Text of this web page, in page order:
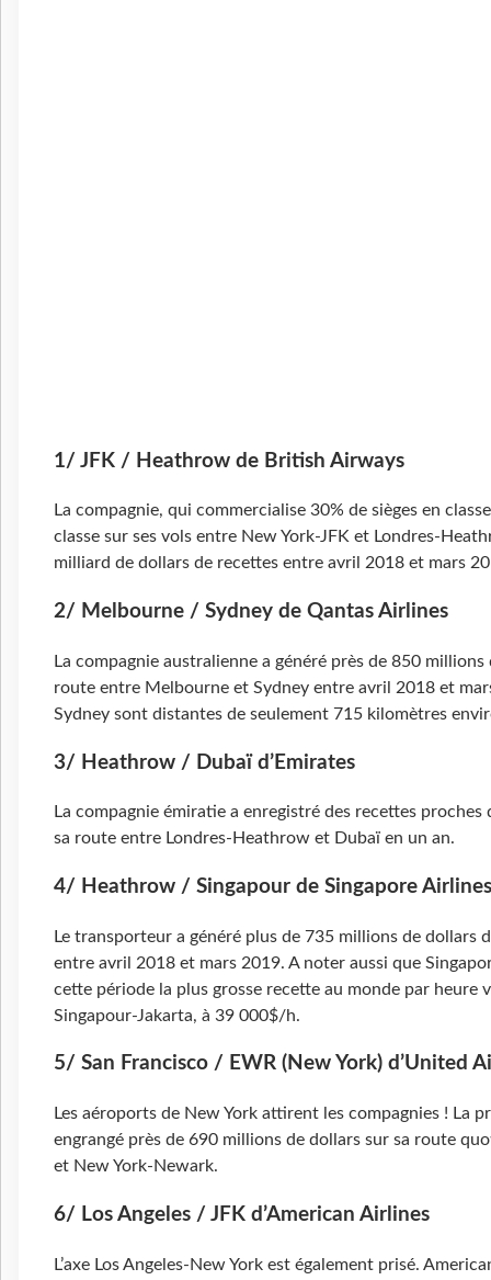
1/ JFK / Heathrow de British Airways
La compagnie, qui commercialise 30% de sièges en
classe sur ses vols entre New York-JFK et Londres-
milliard de dollars de recettes entre avril 2018 et mars
2/ Melbourne / Sydney de Qantas Airlines
La compagnie australienne a généré près de 850
route entre Melbourne et Sydney entre avril 2018 et
Sydney sont distantes de seulement 715 kilomètres
3/ Heathrow / Dubaï d’Emirates
La compagnie émiratie a enregistré des recettes
sa route entre Londres-Heathrow et Dubaï en un an.
4/ Heathrow / Singapour de Singapore Airlines
Le transporteur a généré plus de 735 millions de dollars
entre avril 2018 et mars 2019. A noter aussi que
cette période la plus grosse recette au monde par heure
Singapour-Jakarta, à 39 000$/h.
5/ San Francisco / EWR (New York) d’United
Les aéroports de New York attirent les compagnies ! La
engrangé près de 690 millions de dollars sur sa route
et New York-Newark.
6/ Los Angeles / JFK d’American Airlines
L’axe Los Angeles-New York est également prisé.